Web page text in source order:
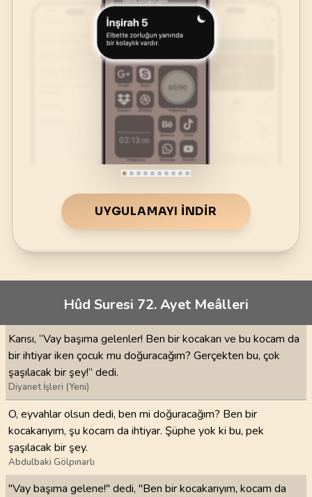
UYGULAMAYI İNDIR
Hûd Suresi 72. Ayet Meâlleri
Karısı, “Vay başıma gelenler! Ben bir kocakarı ve bu kocam da
bir ihtiyar iken çocuk mu doğuracağım? Gerçekten bu, çok
şaşılacak bir şey!” dedi.
Diyanet İşleri (Yeni)
O, eyvahlar olsun dedi, ben mi doğuracağım? Ben bir
kocakarıyım, şu kocam da ihtiyar. Şüphe yok ki bu, pek
şaşılacak bir şey.
Abdulbaki Gölpınarlı
"Vay başıma gelene!" dedi, "Ben bir kocakarıyım, kocam da